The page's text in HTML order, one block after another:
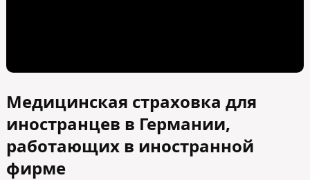
Медицинская страховка для
иностранцев в Германии,
работающих в иностранной
фирме